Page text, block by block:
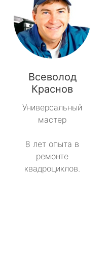
Всеволод
Краснов
Универсальный
мастер
8 лет опыта в
ремонте
квадроциклов.